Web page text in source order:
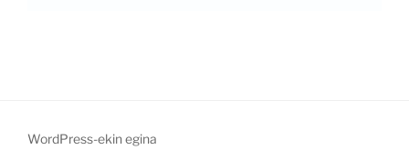
WordPress-ekin egina